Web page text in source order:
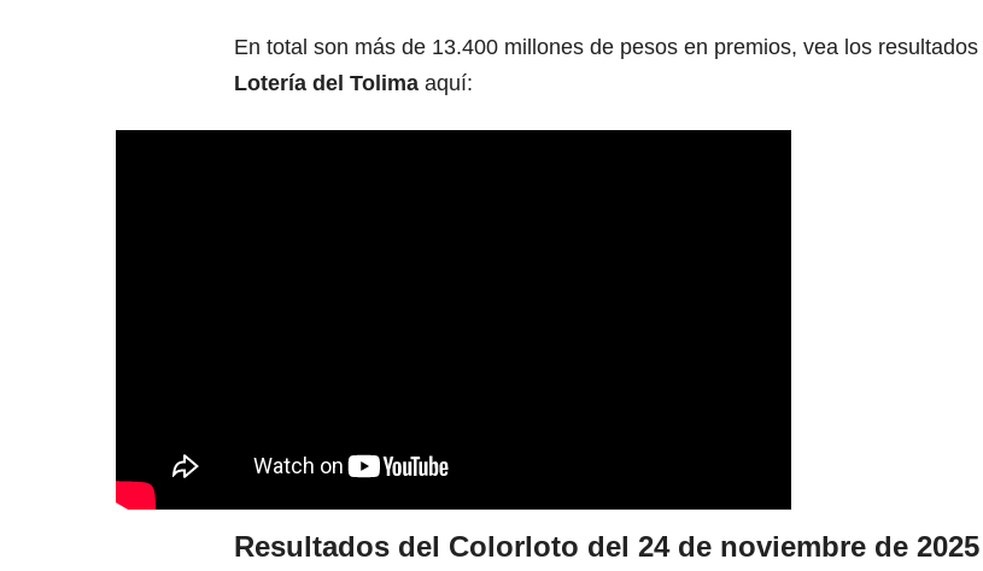
En total son más de 13.400 millones de pesos en premios, vea los
Lotería del Tolima aquí:
Resultados del Colorloto del 24 de noviembre de 2025